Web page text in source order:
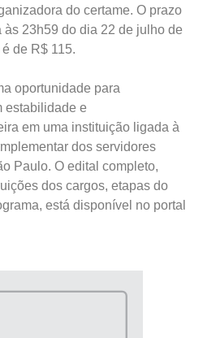
do certame. O prazo
23h59 do dia 22 de julho de
de R$ 115.
oportunidade para
estabilidade e
em uma instituição ligada à
dos servidores
Paulo. O edital completo,
dos cargos, etapas do
está disponível no portal